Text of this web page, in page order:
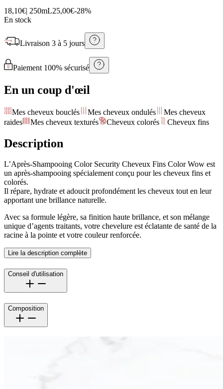
18,10€| 250mL25,00€-28%
En stock
Livraison 3 à 5 jours
Paiement 100% sécurisé
En un coup d'œil
Mes cheveux bouclés Mes cheveux ondulés
Mes cheveux
raides
Mes cheveux texturés Cheveux colorés Cheveux fins
Description
L’Après-Shampooing Color Security Cheveux Fins Color Wow est
un après-shampooing spécialement conçu pour les cheveux fins et
colorés.
Il répare, hydrate et adoucit profondément les cheveux tout en leur
apportant une brillance naturelle.
Avec sa formule légère, sa finition haute brillance, et son mélange
unique d’agents traitants, votre chevelure est éclatante de santé de la
racine à la pointe et votre couleur renforcée.
Lire la description complète
Conseil d'utilisation
Composition